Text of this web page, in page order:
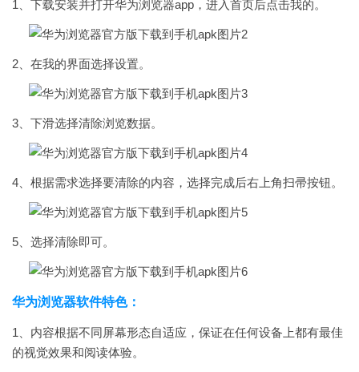
1、下载安装并打开华为浏览器app，进入首页后点击我的。
2、在我的界面选择设置。
3、下滑选择清除浏览数据。
4、根据需求选择要清除的内容，选择完成后右上角扫帚按钮。
5、选择清除即可。
华为浏览器软件特色：
1、内容根据不同屏幕形态自适应，保证在任何设备上都有最佳
的视觉效果和阅读体验。